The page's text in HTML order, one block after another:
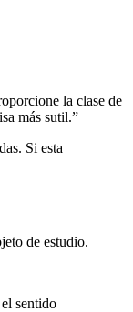
la clase de
más sutil.”
Si esta
de estudio.
sentido